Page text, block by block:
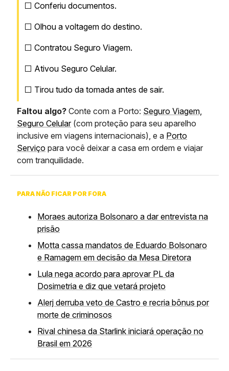
⬜ Conferiu documentos.
⬜ Olhou a voltagem do destino.
⬜ Contratou Seguro Viagem.
⬜ Ativou Seguro Celular.
⬜ Tirou tudo da tomada antes de sair.
Faltou algo? Conte com a Porto: Seguro Viagem,
Seguro Celular(com proteção para seu aparelho
inclusive em viagens internacionais), e a Porto
Serviço para você deixar a casa em ordem e viajar
com tranquilidade.
PARA NÃO FICAR POR FORA
Moraes autoriza Bolsonaro a dar entrevista na
prisão
Motta cassa mandatos de Eduardo Bolsonaro
e Ramagem em decisão da Mesa Diretora
Lula nega acordo para aprovar PL da
Dosimetria e diz que vetará projeto
Alerj derruba veto de Castro e recria bônus por
morte de criminosos
Rival chinesa da Starlink iniciará operação no
Brasil em 2026